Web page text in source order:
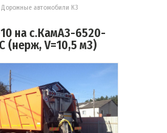
Дорожные автомобили К3
на с.КамАЗ-6520-
(нерж, V=10,5 м3)